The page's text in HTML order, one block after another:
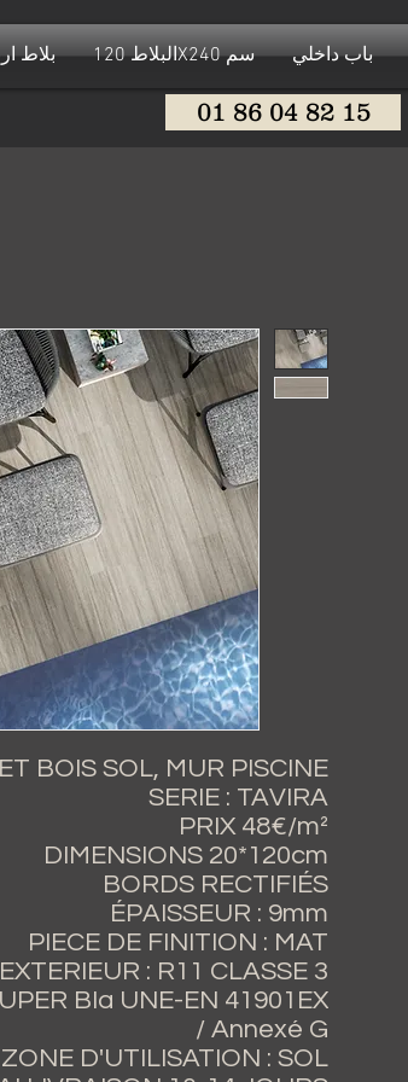
بلاط البلاط 120X240 سم باب داخلي
01 86 04 82 15
BOIS SOL, MUR PISCINE
SERIE : TAVIRA
PRIX 48€/m²
DIMENSIONS 20*120cm
BORDS RECTIFIÉS
ÉPAISSEUR : 9mm
PIECE DE FINITION : MAT
: R11 CLASSE 3
BIa UNE-EN 41901EX
Annexé G /
ZONE D'UTILISATION : SOL